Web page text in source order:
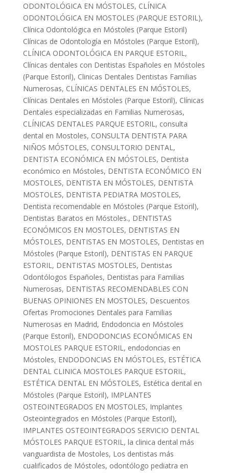
ODONTOLÓGICA EN MÓSTOLES, CLÍNICA
ODONTOLÓGICA EN MOSTOLES (PARQUE ESTORIL),
Clínica Odontológica en Móstoles (Parque Estoril)
Clínicas de Odontología en Móstoles (Parque Estoril),
CLÍNICA ODONTOLÓGICA EN PARQUE ESTORIL ,
Clínicas dentales con Dentistas Españoles en Móstoles
(Parque Estoril), Clinicas Dentales Dentistas Familias
Numerosas, CLÍNICAS DENTALES EN MÓSTOLES,
Clínicas Dentales en Móstoles (Parque Estoril), Clínicas
Dentales especializadas en Familias Numerosas,
CLÍNICAS DENTALES PARQUE ESTORIL , consulta
dental en Mostoles, CONSULTA DENTISTA PARA
NIÑOS MÓSTOLES, CONSULTORIO DENTAL ,
DENTISTA ECONÓMICA EN MÓSTOLES, Dentista
económico en Móstoles, DENTISTA ECONÓMICO EN
MOSTOLES, DENTISTA EN MÓSTOLES, DENTISTA
MOSTOLES, DENTISTA PEDIATRA MOSTOLES,
Dentista recomendable en Móstoles (Parque Estoril),
Dentistas Baratos en Móstoles., DENTISTAS
ECONÓMICOS EN MOSTOLES, DENTISTAS EN
MÓSTOLES, DENTISTAS EN MOSTOLES, Dentistas en
Móstoles (Parque Estoril), DENTISTAS EN PARQUE
ESTORIL , DENTISTAS MOSTOLES, Dentistas
Odontólogos Españoles, Dentistas para Familias
Numerosas, DENTISTAS RECOMENDABLES CON
BUENAS OPINIONES EN MOSTOLES, Descuentos
Ofertas Promociones Dentales para Familias
Numerosas en Madrid, Endodoncia en Móstoles
(Parque Estoril), ENDODONCIAS ECONÓMICAS EN
MOSTOLES PARQUE ESTORIL , endodoncias en
Móstoles, ENDODONCIAS EN MÓSTOLES, ESTÉTICA
DENTAL CLINICA MOSTOLES PARQUE ESTORIL ,
ESTÉTICA DENTAL EN MÓSTOLES, Estética dental en
Móstoles (Parque Estoril), IMPLANTES
OSTEOINTEGRADOS EN MOSTOLES, Implantes
Osteointegrados en Móstoles (Parque Estoril),
IMPLANTES OSTEOINTEGRADOS SERVICIO DENTAL
MÓSTOLES PARQUE ESTORIL , la clinica dental más
vanguardista de Mostoles, Los dentistas más
cualificados de Móstoles, odontólogo pediatra en